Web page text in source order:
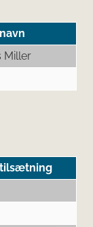
Miller
tilsætning